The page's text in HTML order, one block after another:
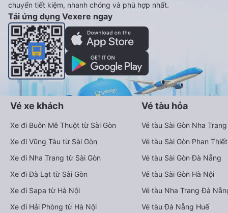
chuyển tiết kiệm, nhanh chóng và phù hợp nhất.
Tải ứng dụng Vexere ngay
Vé xe khách
Xe đi Buôn Mê Thuột từ Sài Gòn
Xe đi Vũng Tàu từ Sài Gòn
Xe đi Nha Trang từ Sài Gòn
Xe đi Đà Lạt từ Sài Gòn
Xe đi Sapa từ Hà Nội
Xe đi Hải Phòng từ Hà Nội
Vé tàu hỏa
Vé tàu Sài Gòn Nha Trang
Vé tàu Sài Gòn Phan Thiết
Vé tàu Sài Gòn Đà Nẵng
Vé tàu Sài Gòn Hà Nội
Vé tàu Nha Trang Đà
Vé tàu Đà Nẵng Huế